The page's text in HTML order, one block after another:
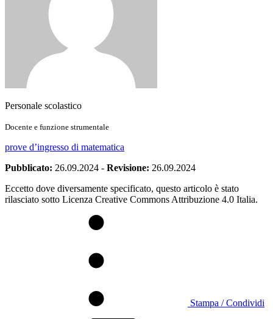
Personale scolastico
Docente e funzione strumentale
prove d’ingresso di matematica
Pubblicato: 26.09.2024 - Revisione: 26.09.2024
Eccetto dove diversamente specificato, questo articolo è stato
rilasciato sotto Licenza Creative Commons Attribuzione 4.0 Italia.
Stampa / Condividi